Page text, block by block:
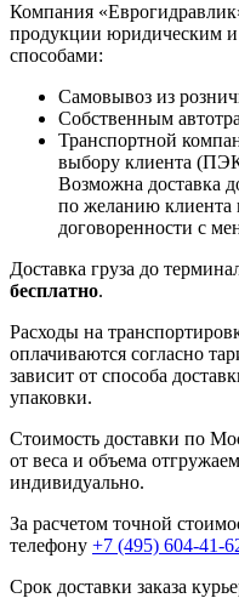
Компания
продукции юридическим
способами:
Самовывоз из
Собственным
Транспортной
выбору клиента
Возможна доставка
по желанию клиента
договоренности с
Доставка груза до
бесплатно.
Расходы на
оплачиваются согласно
зависит от способа
упаковки.
Стоимость доставки по
от веса и объема
индивидуально.
За расчетом точной
телефону +7 (495) 604-41-
Срок доставки заказа